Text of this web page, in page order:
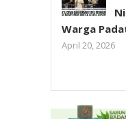
Warga
April 20, 2026